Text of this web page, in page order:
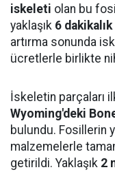
iskeleti olan bu
yaklaşık 6
artırma sonunda
ücretlerle birlikte
İskeletin parçaları
Wyoming'deki
bulundu. Fosillerin
malzemelerle
getirildi. Yaklaşık 2